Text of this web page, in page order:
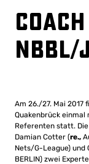
NBBL/
Am 26./27. Mai 2017
Quakenbrück einmal
Referenten statt.
Damian Cotter (re.,
Nets/G-League) und
BERLIN) zwei